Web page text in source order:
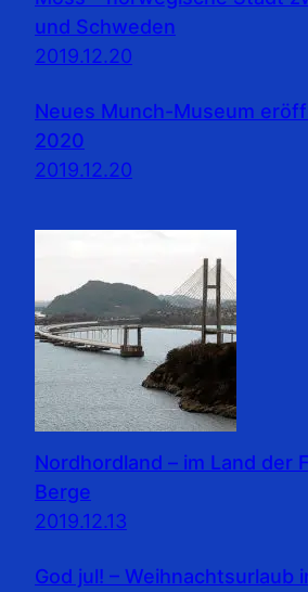
und Schweden
2019.12.20
Neues Munch-Museum
2020
2019.12.20
Nordhordland – im Land der
Berge
2019.12.13
God jul! – Weihnachtsurlaub